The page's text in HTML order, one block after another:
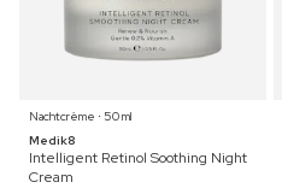
Nachtcrème ⋅ 50 ml
Medik8
Intelligent Retinol Soothing Night
Cream